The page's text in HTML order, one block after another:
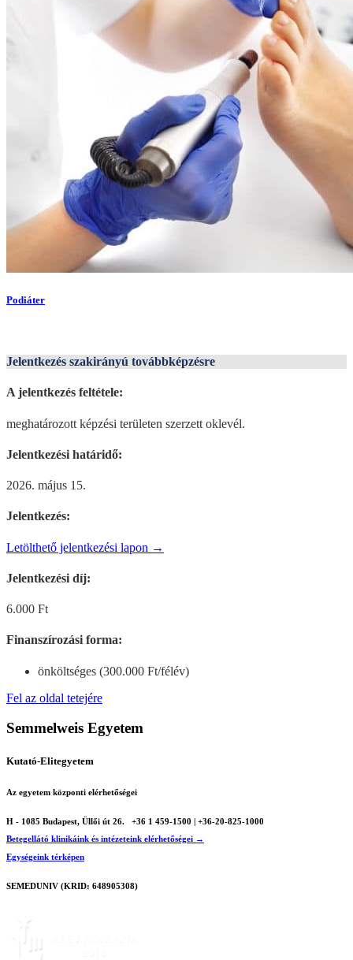
Podiáter
Jelentkezés szakirányú továbbképzésre
A jelentkezés feltétele:
meghatározott képzési területen szerzett oklevél.
Jelentkezési határidő:
2026. május 15.
Jelentkezés:
Letölthető jelentkezési lapon →
Jelentkezési díj:
6.000 Ft
Finanszírozási forma:
önköltséges (300.000 Ft/félév)
Fel az oldal tetejére
Semmelweis Egyetem
Kutató-Elitegyetem
Az egyetem központi elérhetőségei
H - 1085 Budapest, Üllői út 26.
+36 1 459-1500 | +36-20-825-1000
Betegellátó klinikáink és intézeteink elérhetőségei →
Egységeink térképen
SEMEDUNIV (KRID: 648905308)